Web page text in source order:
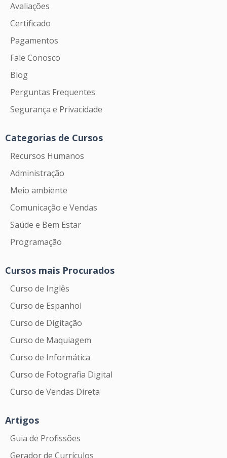
Avaliações
Certificado
Pagamentos
Fale Conosco
Blog
Perguntas Frequentes
Segurança e Privacidade
Categorias de Cursos
Recursos Humanos
Administração
Meio ambiente
Comunicação e Vendas
Saúde e Bem Estar
Programação
Cursos mais Procurados
Curso de Inglês
Curso de Espanhol
Curso de Digitação
Curso de Maquiagem
Curso de Informática
Curso de Fotografia Digital
Curso de Vendas Direta
Artigos
Guia de Profissões
Gerador de Currículos